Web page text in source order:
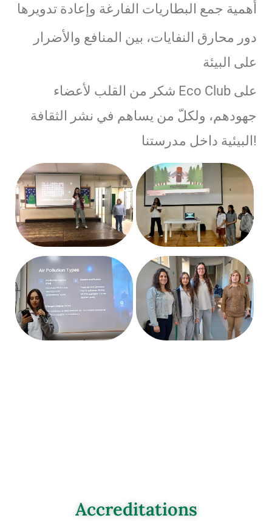
أهمية جمع البطاريات الفارغة وإعادة تدويرها
دور محارق النفايات، بين المنافع والأضرار
على البيئة
شكر من القلب لأعضاء Eco Club على
جهودهم، ولكلّ من يساهم في نشر الثقافة
البيئية داخل مدرستنا!
Accreditations